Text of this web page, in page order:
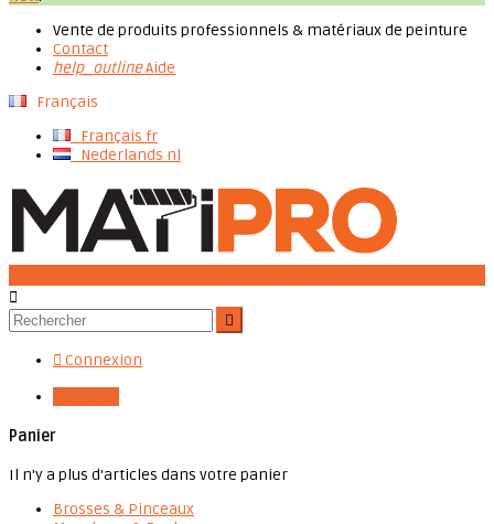
Vente de produits professionnels & matériaux de peinture
Contact
help_outlineAide
Français
Français fr
Nederlands nl


 Connexion
Panier
Il n'y a plus d'articles dans votre panier
Brosses & Pinceaux